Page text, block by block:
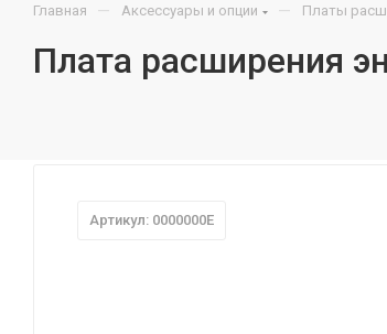
Главная — Аксессуары и опции — Платы
Плата расширения
Артикул: 0000000E